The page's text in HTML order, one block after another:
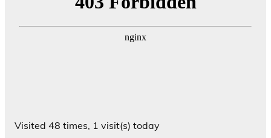
Visited 48 times, 1 visit(s) today